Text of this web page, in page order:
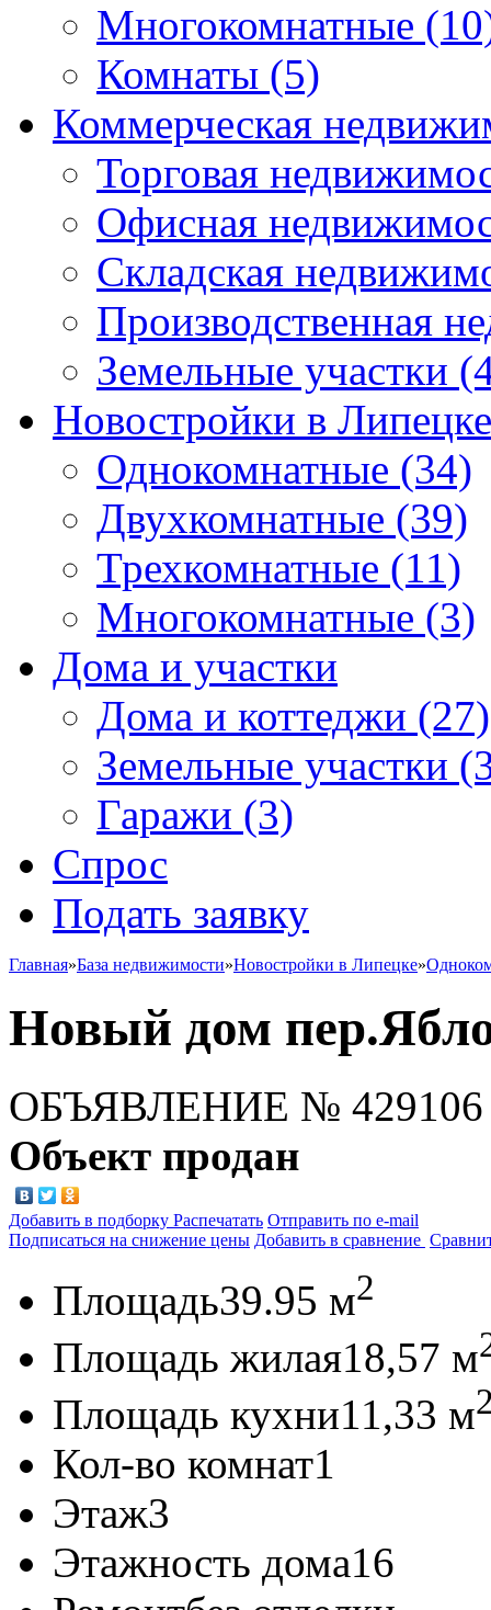
Многокомнатные
Комнаты (5)
Коммерческая
Торговая
Офисная
Складская
Производственная
Земельные участки
Новостройки в Липецке
Однокомнатные (34)
Двухкомнатные (39)
Трехкомнатные (11)
Многокомнатные (3)
Дома и участки
Дома и коттеджи (27)
Земельные участки
Гаражи (3)
Спрос
Подать заявку
Главная»База недвижимости»Новостройки в Липецке»
Новый дом
ОБЪЯВЛЕНИЕ № 429106
Объект продан
Добавить в подборку Распечатать Отправить по e-mail
Подписаться на снижение цены Добавить в сравнение
Площадь39.95 м2
Площадь жилая18,57 м
Площадь кухни11,33 м
Кол-во комнат1
Этаж3
Этажность дома16